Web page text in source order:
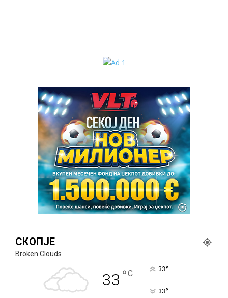
СКОПЈЕ
Broken Clouds
33 °C 33°
33°